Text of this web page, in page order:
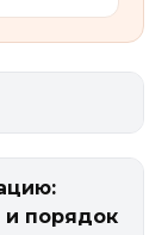
и порядок